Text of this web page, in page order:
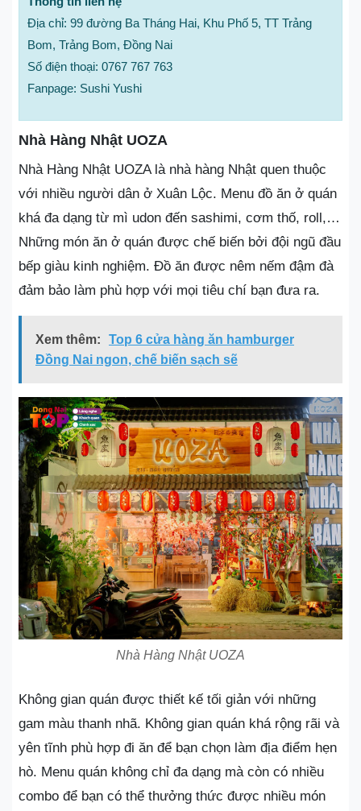
Địa chỉ: 99 đường Ba Tháng Hai, Khu Phố 5, TT Trảng
Bom, Trảng Bom, Đồng Nai
Số điện thoại: 0767 767 763
Fanpage: Sushi Yushi
Nhà Hàng Nhật UOZA
Nhà Hàng Nhật UOZA là nhà hàng Nhật quen thuộc
với nhiều người dân ở Xuân Lộc. Menu đồ ăn ở quán
khá đa dạng từ mì udon đến sashimi, cơm thố, roll,…
Những món ăn ở quán được chế biến bởi đội ngũ đầu
bếp giàu kinh nghiệm. Đồ ăn được nêm nếm đậm đà
đảm bảo làm phù hợp với mọi tiêu chí bạn đưa ra.
Xem thêm:
Top 6 cửa hàng ăn hamburger
Đồng Nai ngon, chế biến sạch sẽ
Nhà Hàng Nhật UOZA
Không gian quán được thiết kế tối giản với những
gam màu thanh nhã. Không gian quán khá rộng rãi và
yên tĩnh phù hợp đi ăn để bạn chọn làm địa điểm hẹn
hò. Menu quán không chỉ đa dạng mà còn có nhiều
combo để bạn có thể thưởng thức được nhiều món